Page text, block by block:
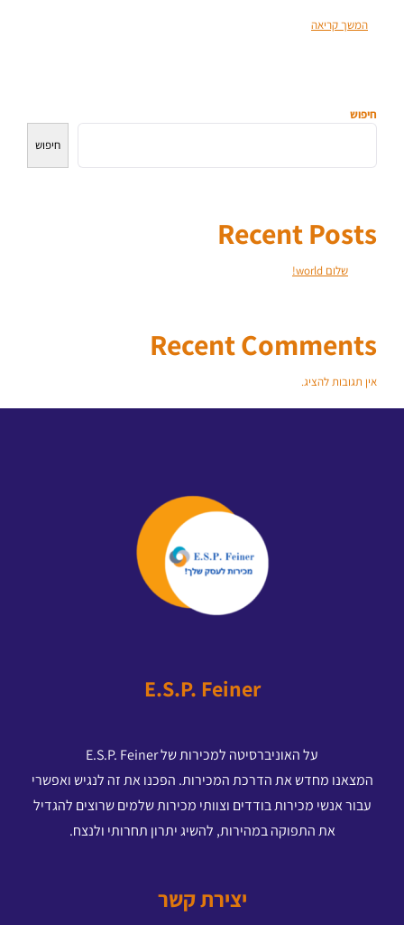
המשך קריאה
חיפוש
חיפוש
Recent Posts
שלום world!
Recent Comments
אין תגובות להציג.
E.S.P. Feiner
על האוניברסיטה למכירות של E.S.P. Feiner
המצאנו מחדש את הדרכת המכירות. הפכנו את זה לנגיש ואפשרי
עבור אנשי מכירות בודדים וצוותי מכירות שלמים שרוצים להגדיל
את התפוקה במהירות, להשיג יתרון תחרותי ולנצח.
יצירת קשר